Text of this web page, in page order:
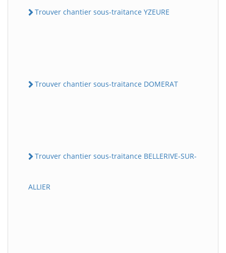
Trouver chantier sous-traitance YZEURE
Trouver chantier sous-traitance DOMERAT
Trouver chantier sous-traitance BELLERIVE-SUR-
ALLIER